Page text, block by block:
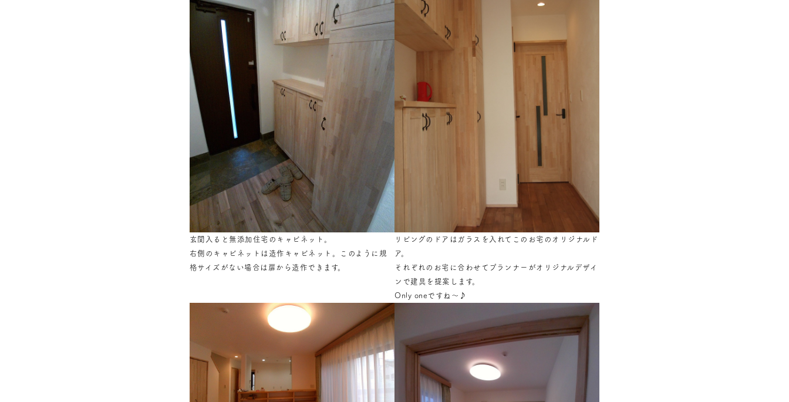
玄関入ると無添加住宅のキャビネット。
右側のキャビネットは造作キャビネット。このように規
格サイズがない場合は扉から造作できます。
リビングのドアはガラスを入れてこのお宅のオリジナルド
ア。
それぞれのお宅に合わせてプランナーがオリジナルデザイ
ンで建具を提案します。
Only oneですね～♪